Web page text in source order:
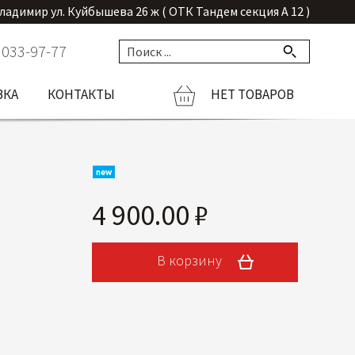
ул. Куйбышева 26 ж ( ОТК Тандем секция А 12 )
97-77
НЕТ ТОВАРОВ
КОНТАКТЫ
4 900.00 ₽
В корзину